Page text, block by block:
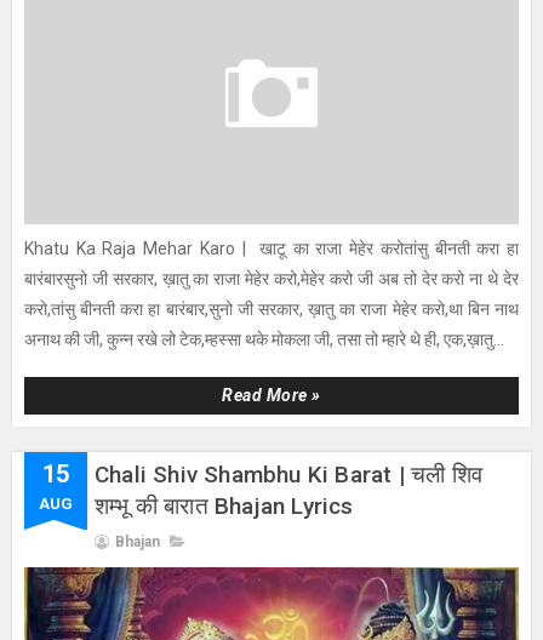
Khatu Ka Raja Mehar Karo | खाटू का राजा मेहेर करोतांसु बीनती करा हा
बारंबारसुनो जी सरकार, ख़ातु का राजा मेहेर करो,मेहेर करो जी अब तो देर करो ना थे देर
करो,तांसु बीनती करा हा बारंबार,सुनो जी सरकार, ख़ातु का राजा मेहेर करो,था बिन नाथ
अनाथ की जी, कुन्न रखे लो टेक,म्हस्सा थके मोकला जी, तसा तो म्हारे थे ही, एक,ख़ातु...
Read More »
15
AUG
Chali Shiv Shambhu Ki Barat | चली शिव
शम्भू की बारात Bhajan Lyrics
Bhajan